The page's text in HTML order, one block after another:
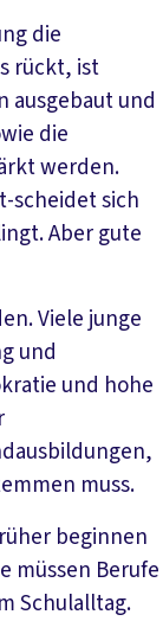
die
rückt, ist
ausgebaut und
die
werden.
scheidet sich
Aber gute
Viele junge
und
und hohe
muss.
beginnen
müssen Berufe
Schulalltag.